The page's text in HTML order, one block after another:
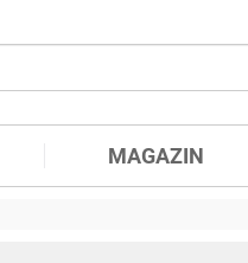
MAGAZIN